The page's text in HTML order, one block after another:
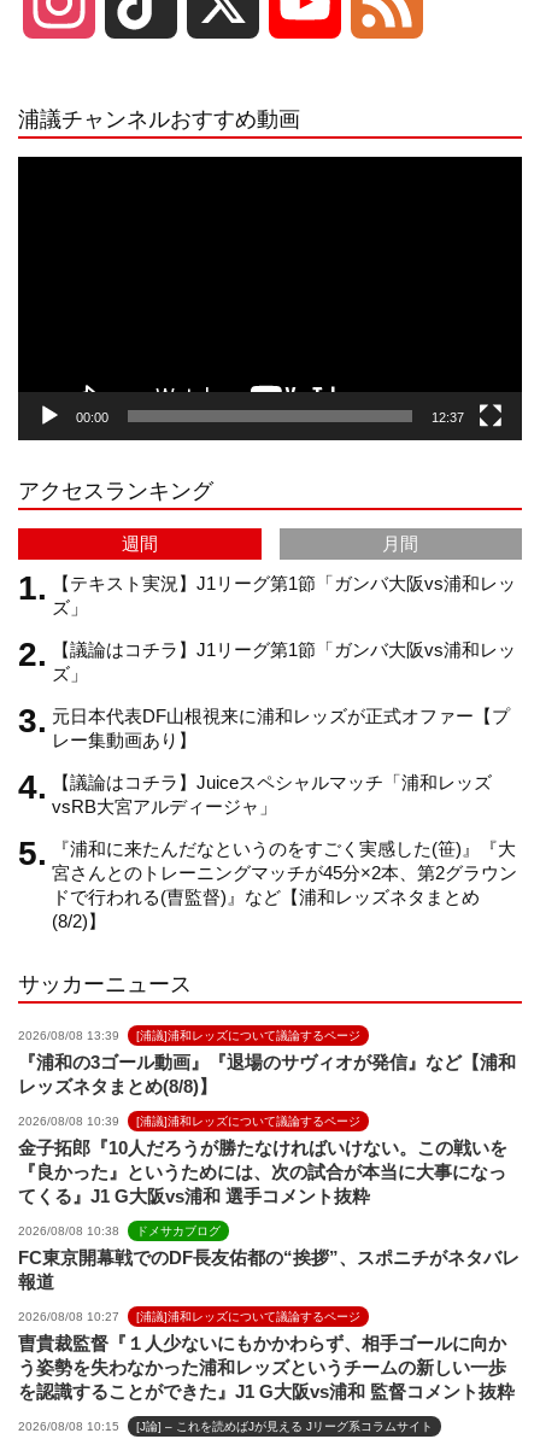
r
a
m
e
C
h
a
n
e
浦議チャンネルおすすめ動画
00:00 12:37
アクセスランキング
週間
月間
【テキスト実況】J1リーグ第1節「ガンバ大阪vs浦和レッ
ズ」
【議論はコチラ】J1リーグ第1節「ガンバ大阪vs浦和レッ
ズ」
元日本代表DF山根視来に浦和レッズが正式オファー【プ
レー集動画あり】
【議論はコチラ】Juiceスペシャルマッチ「浦和レッズ
vsRB大宮アルディージャ」
『浦和に来たんだなというのをすごく実感した(笹)』『大
宮さんとのトレーニングマッチが45分×2本、第2グラウン
ドで行われる(曺監督)』など【浦和レッズネタまとめ
(8/2)】
サッカーニュース
2026/08/08 13:39 [浦議]浦和レッズについて議論するページ
『浦和の3ゴール動画』『退場のサヴィオが発信』など【浦和
レッズネタまとめ(8/8)】
2026/08/08 10:39 [浦議]浦和レッズについて議論するページ
金子拓郎『10人だろうが勝たなければいけない。この戦いを
『良かった』というためには、次の試合が本当に大事になっ
てくる』J1 G大阪vs浦和 選手コメント抜粋
2026/08/08 10:38 ドメサカブログ
FC東京開幕戦でのDF長友佑都の“挨拶”、スポニチがネタバレ
報道
2026/08/08 10:27 [浦議]浦和レッズについて議論するページ
曺貴裁監督『１人少ないにもかかわらず、相手ゴールに向か
う姿勢を失わなかった浦和レッズというチームの新しい一歩
を認識することができた』J1 G大阪vs浦和 監督コメント抜粋
2026/08/08 10:15 [J論] – これを読めばJが見える Jリーグ系コラムサイト